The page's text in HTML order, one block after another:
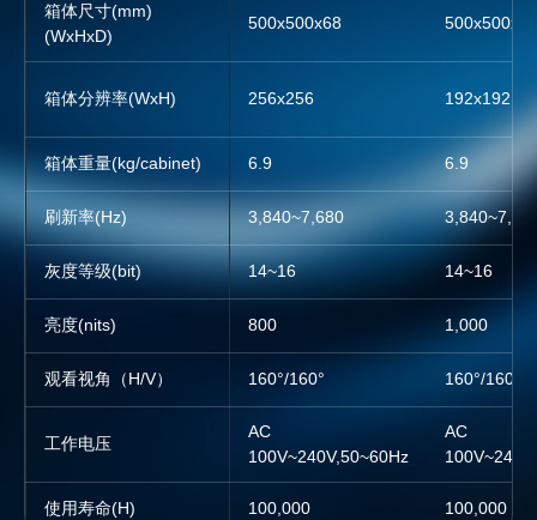
箱体尺寸(mm)
(WxHxD)
500x500x68 500x500x68
箱体分辨率(WxH) 256x256 192x192
箱体重量(kg/cabinet) 6.9 6.9
刷新率(Hz) 3,840~7,680
灰度等级(bit) 14~16 14~16
亮度(nits) 800 1,000
观看视角（H/V） 160°/160° 160°/160°
工作电压
AC
100V~240V,50~60Hz
AC
使用寿命(H) 100,000 100,000
500x500x68 500x500x68
256x256 192x192
6.9 6.9
3,840~7,680
14~16 14~16
800 1,000
160°/160° 160°/160°
AC
100V~240V,50~60Hz
AC
100,000 100,000